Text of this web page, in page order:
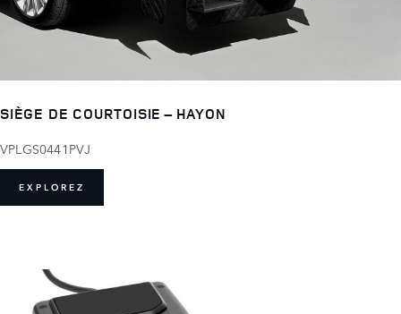
SIÈGE DE COURTOISIE – HAYON
VPLGS0441PVJ
EXPLOREZ